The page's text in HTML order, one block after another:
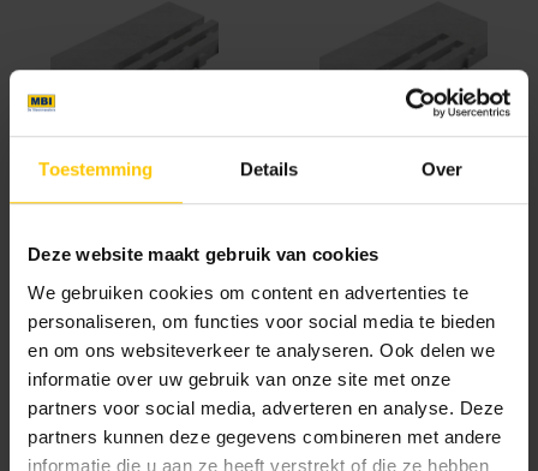
Toestemming Details Over
Deze website maakt gebruik van cookies
We gebruiken cookies om content en advertenties te
personaliseren, om functies voor social media te bieden
en om ons websiteverkeer te analyseren. Ook delen we
informatie over uw gebruik van onze site met onze
partners voor social media, adverteren en analyse. Deze
partners kunnen deze gegevens combineren met andere
informatie die u aan ze heeft verstrekt of die ze hebben
Corner L - Grijs Corner R - Grijs
Standard - Grijs